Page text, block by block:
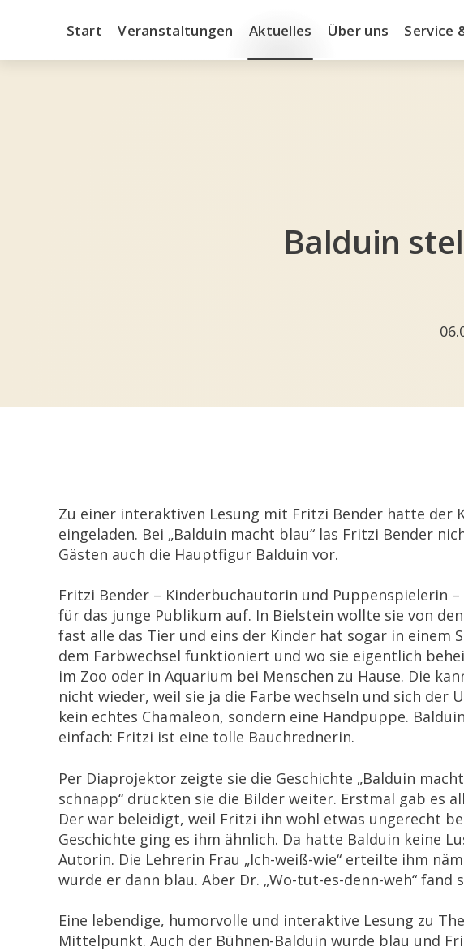
Start Veranstaltungen Aktuelles Über uns Service
Balduin
Zu einer interaktiven Lesung mit Fritzi Bender hatte der
eingeladen. Bei „Balduin macht blau“ las Fritzi Bender
Gästen auch die Hauptfigur Balduin vor.
Fritzi Bender – Kinderbuchautorin und Puppenspielerin
für das junge Publikum auf. In Bielstein wollte sie von
fast alle das Tier und eins der Kinder hat sogar in einem
dem Farbwechsel funktioniert und wo sie eigentlich
im Zoo oder in Aquarium bei Menschen zu Hause. Die
nicht wieder, weil sie ja die Farbe wechseln und sich der
kein echtes Chamäleon, sondern eine Handpuppe.
einfach: Fritzi ist eine tolle Bauchrednerin.
Per Diaprojektor zeigte sie die Geschichte „Balduin
schnapp“ drückten sie die Bilder weiter. Erstmal gab es
Der war beleidigt, weil Fritzi ihn wohl etwas ungerecht
Geschichte ging es ihm ähnlich. Da hatte Balduin keine
Autorin. Die Lehrerin Frau „Ich-weiß-wie“ erteilte ihm
wurde er dann blau. Aber Dr. „Wo-tut-es-denn-weh“ fand
Eine lebendige, humorvolle und interaktive Lesung zu
Mittelpunkt. Auch der Bühnen-Balduin wurde blau und